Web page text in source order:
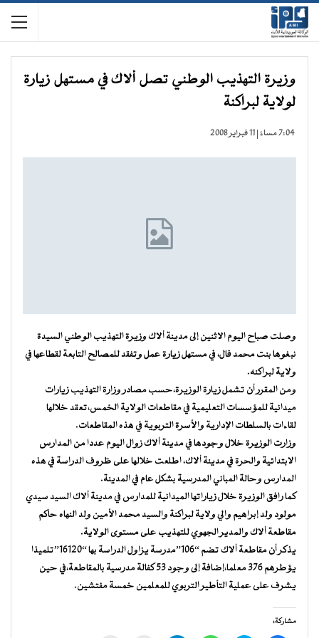
وزيرة التهذيب الوطني تصل ألاك في مستهل زيارة
لولاية لبراكنة
7:04 مساءً | 11 فبراير 2008
وصلت صباح اليوم الاثنين إلى مدينة ألاك وزيرة التهذيب الوطني السيدة
نبغوها بنت محمد فال، في مستهل زيارة عمل وتفقد للمصالح التابعة لقطاعها في
ولاية لبراكنه.
ومن المقرر أن تشمل زيارة الوزيرة،حسب مصادر وزارة التهذيب زيارات
ميدانية للمؤسسات التعليمية في مقاطعات الولاية الخمس،تعقد خلالها
لقاءات بالسلطات الإدارية والأسرة التربوية في هذه المقاطعات.
وزارت الوزيرة خلال وجودها في مدينة ألاك زوال اليوم عددا من المدارس
الابتدائية والحرة في مدينة ألاك، اطلعت خلالها على ظروف الدراسة في هذه
المدارس وحالة المباني المدرسية بشكل عام في المدينة.
كما رافق الوزيرة خلال زياراتها الميدانية للمدارس في مدينة ألاك السيد سيدي
مولود ولد إبراهيم والي ولاية لبراكنة والسيد محمد الأمين ولد النهاه حاكم
مقاطعة ألاك والمدير الجهوي للتهذيب على مستوى الولاية.
يذكر أن مقاطعة ألاك تضم “106”مدرسة يزاول الدراسة بها “16120”تلميذا
يؤطرهم 376 معلما،إضافة إلى وجود 53 كفالة مدرسية بالمقاطعة،في حين
يشرف على عملية التأطير التربوي للمعلمين خمسة مفتشين.
مشاركة: